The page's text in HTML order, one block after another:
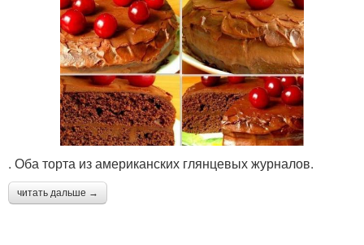
. Оба торта из американских глянцевых журналов.
читать дальше →